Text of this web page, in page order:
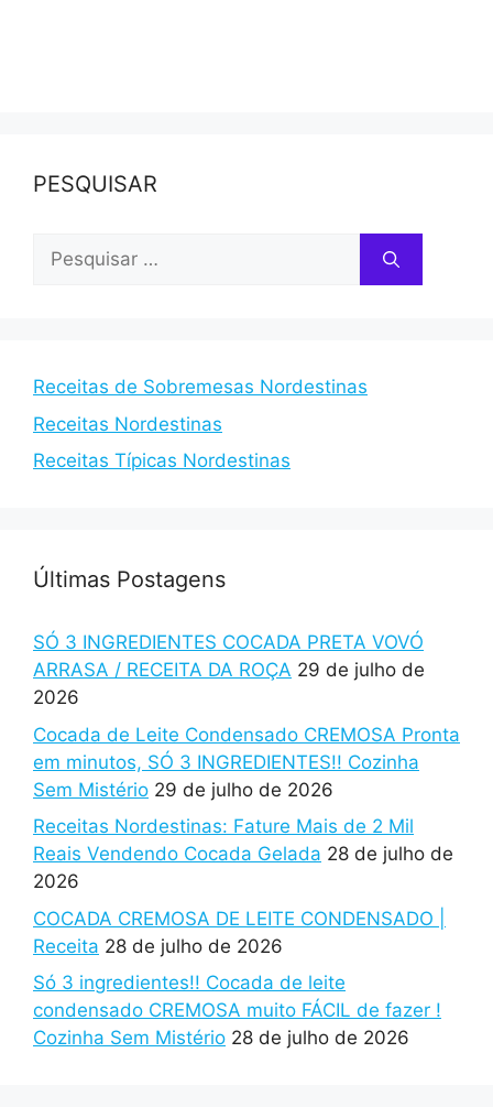
PESQUISAR
Pesquisar
Receitas de Sobremesas Nordestinas
Receitas Nordestinas
Receitas Típicas Nordestinas
Últimas Postagens
SÓ 3 INGREDIENTES COCADA PRETA VOVÓ
ARRASA / RECEITA DA ROÇA 29 de julho de
2026
Cocada de Leite Condensado CREMOSA Pronta
em minutos, SÓ 3 INGREDIENTES!! Cozinha
Sem Mistério 29 de julho de 2026
Receitas Nordestinas: Fature Mais de 2 Mil
Reais Vendendo Cocada Gelada 28 de julho de
2026
COCADA CREMOSA DE LEITE CONDENSADO |
Receita 28 de julho de 2026
Só 3 ingredientes!! Cocada de leite
condensado CREMOSA muito FÁCIL de fazer !
Cozinha Sem Mistério 28 de julho de 2026